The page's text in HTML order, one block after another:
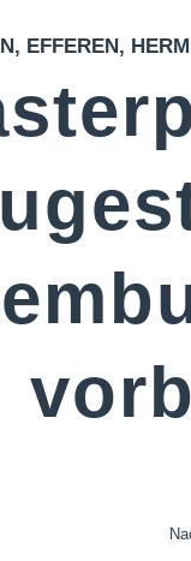
, EFFEREN,